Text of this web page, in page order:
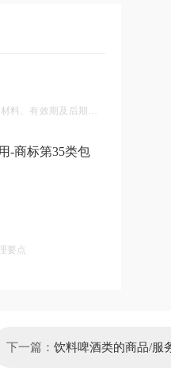
料、有效期及后期维
-商标第35类包
要点
下一篇： 饮料啤酒类的商品/服